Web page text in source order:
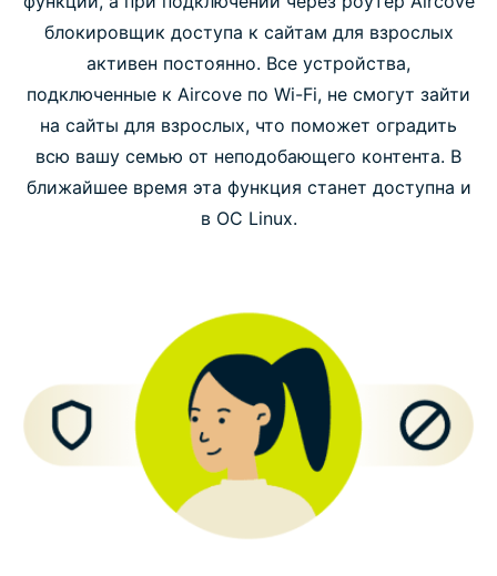
блокировщик доступа к сайтам для взрослых
активен постоянно. Все устройства,
подключенные к Aircove по Wi-Fi, не смогут зайти
на сайты для взрослых, что поможет оградить
всю вашу семью от неподобающего контента. В
ближайшее время эта функция станет доступна и
в ОС Linux.